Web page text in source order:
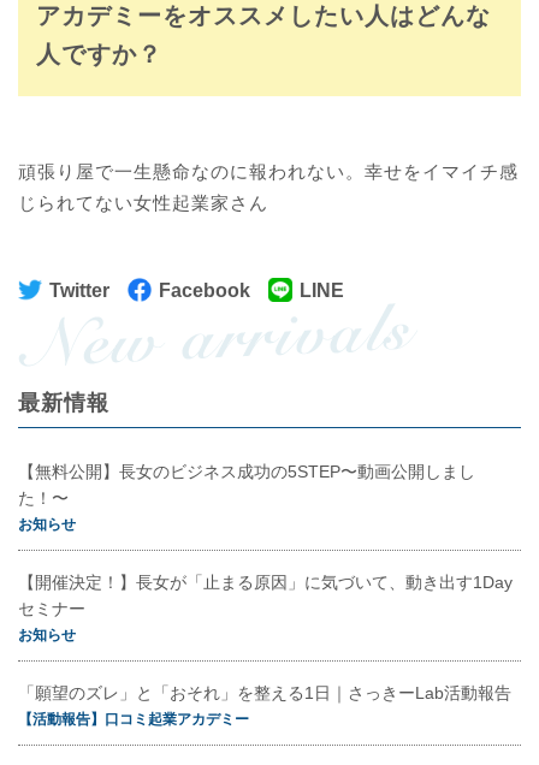
アカデミーをオススメしたい人はどんな
人ですか？
頑張り屋で一生懸命なのに報われない。幸せをイマイチ感
じられてない女性起業家さん
Twitter Facebook LINE
最新情報
【無料公開】長女のビジネス成功の5STEP〜動画公開しまし
た！〜
お知らせ
【開催決定！】長女が「止まる原因」に気づいて、動き出す1Day
セミナー
お知らせ
「願望のズレ」と「おそれ」を整える1日｜さっきーLab活動報告
【活動報告】口コミ起業アカデミー